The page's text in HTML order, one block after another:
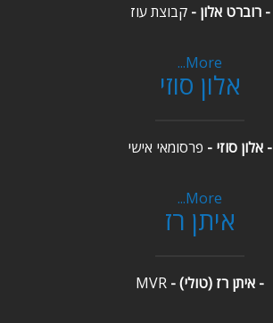
- רוברט אלון - קבוצת עוז
More...
אלון סוזי
- אלון סוזי - פרסומאי אישי
More...
איתן רז
- איתן רז (טולי) -